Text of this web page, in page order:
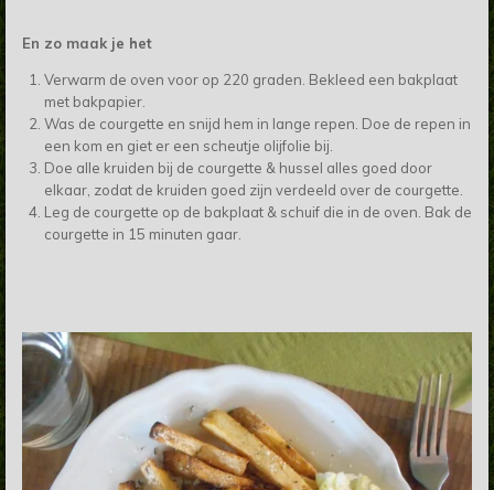
En zo maak je het
Verwarm de oven voor op 220 graden. Bekleed een bakplaat
met bakpapier.
Was de courgette en snijd hem in lange repen. Doe de repen in
een kom en giet er een scheutje olijfolie bij.
Doe alle kruiden bij de courgette & hussel alles goed door
elkaar, zodat de kruiden goed zijn verdeeld over de courgette.
Leg de courgette op de bakplaat & schuif die in de oven. Bak de
courgette in 15 minuten gaar.